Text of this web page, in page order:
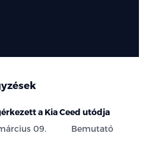
a Kia Ceed utódja
09.
Bemutató